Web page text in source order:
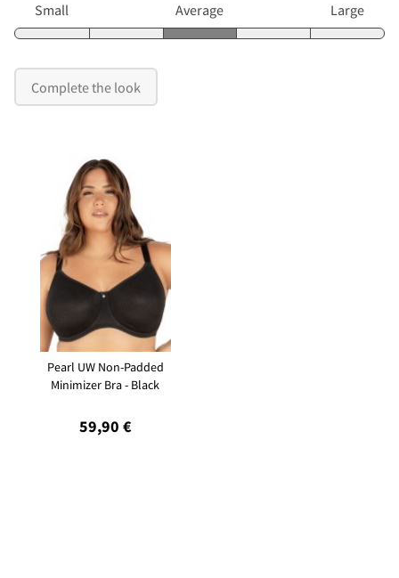
Small
Average Large
Complete the look
Pearl UW Non-Padded
Minimizer Bra - Black
59,90 €